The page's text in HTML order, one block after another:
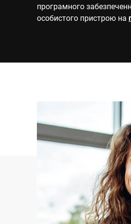
програмного
особистого пристрою на